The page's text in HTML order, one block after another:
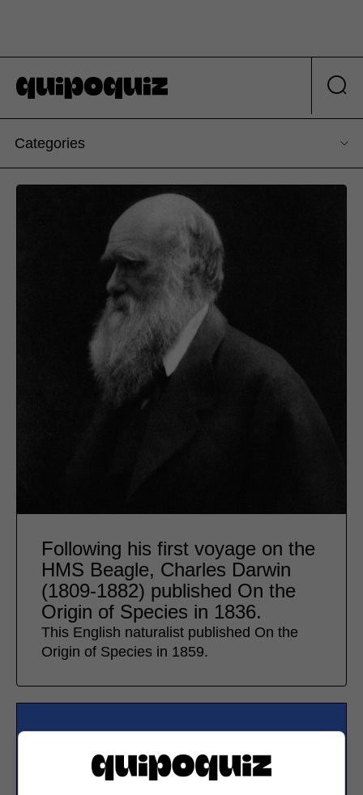
Categories
Following his first voyage on the
HMS Beagle, Charles Darwin
(1809-1882) published On the
Origin of Species in 1836.
This English naturalist published On the
Origin of Species in 1859.
Subscribe to our
newsletter